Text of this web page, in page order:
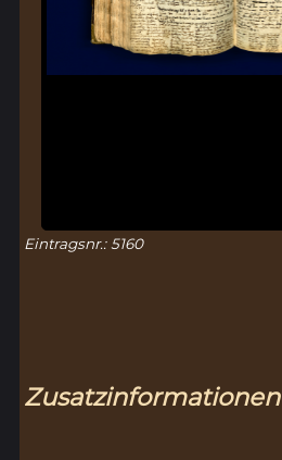
Eintragsnr.: 5160
Zusatzinformationen